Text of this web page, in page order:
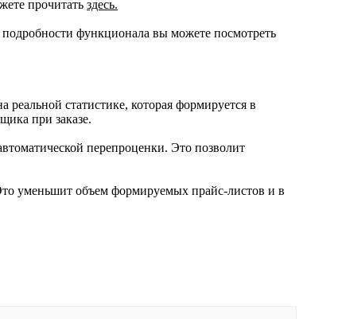
прочитать здесь.
функционала вы можете посмотреть
статистике, которая формируется в
при заказе.
перепроценки. Это позволит
уменьшит объем формируемых прайс-листов и в